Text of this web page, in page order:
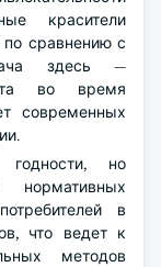
красители
по сравнению с
здесь —
во время
современных
годности, но
нормативных
в
что ведет к
методов